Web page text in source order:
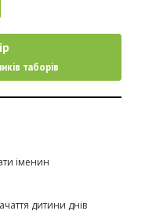
таборів
іменин
дитини днів